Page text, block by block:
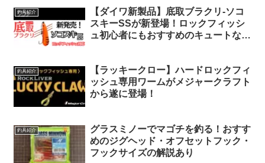
釣具紹介
【ダイワ新製品】底取ブラクリ-ソコ
スキーSSが新登場！ロックフィッシ
ュ初心者にもおすすめのキュートなリ
釣具紹介
【ラッキークロー】ハードロックフィ
ッシュ専用ワームがメジャークラフト
から遂に登場！
釣具紹介
グラスミノーでマゴチを釣る！おすす
めのジグヘッド・オフセットフック・
フックサイズの解説あり